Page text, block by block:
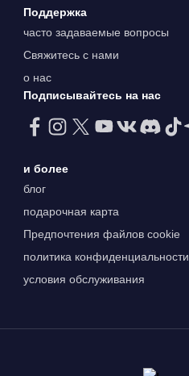
Поддержка
часто задаваемые вопросы
Свяжитесь с нами
о нас
Подписывайтесь на нас
и более
блог
подарочная карта
Предпочтения файлов cookie
политика конфиденциальности
условия обслуживания